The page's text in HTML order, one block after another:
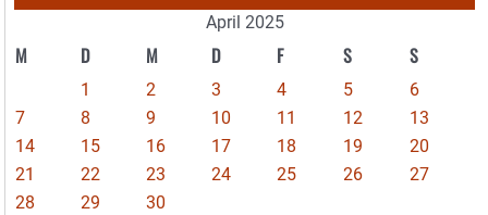
April 2025
M D M D F S S
1 2 3 4 5
6
7
8 9 10 11 12
13
14
15 16 17 18 19
20
21
22 23 24 25 26
27
28
29
30